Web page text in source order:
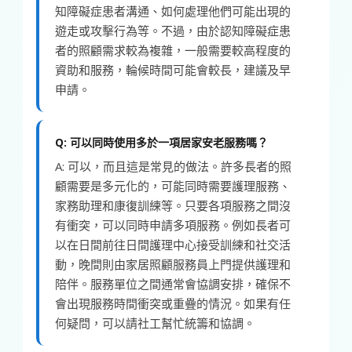
知障礙症患者溝通、如何處理他們可能出現的
遊走或攻擊行為等。不過，由於認知障礙症患
者的照顧需求較為複雜，一般需要較高程度的
資助和服務，輪候時間可能會較長，建議及早
申請。
Q: 可以同時使用多於一項居家安老服務嗎？
A: 可以，而且這是常見的做法。許多長者的照
顧需要是多元化的，可能同時需要護理服務、
家務助理和康復訓練等。只要各項服務之間沒
有衝突，可以同時申請多項服務。例如長者可
以在日間前往日間護理中心接受訓練和社交活
動，晚間則由家居照顧服務員上門提供護理和
陪伴。服務單位之間通常會協調安排，確保不
會出現服務時間衝突或重疊的情況。如果有任
何疑問，可以請社工幫忙統籌和協調。